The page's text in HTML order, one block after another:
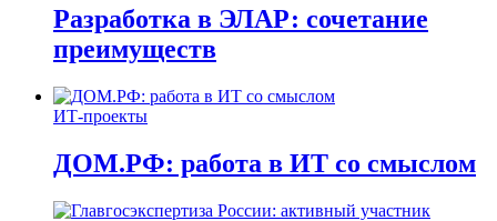
Разработка в ЭЛАР: сочетание
преимуществ
ИТ-проекты
ДОМ.РФ: работа в ИТ со смыслом